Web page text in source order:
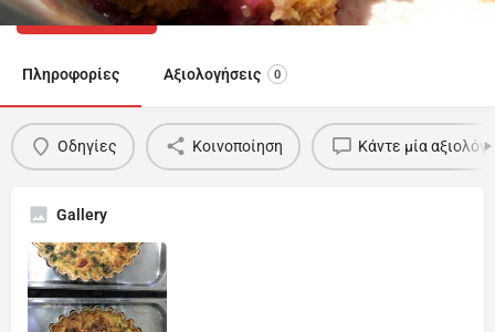
22101722
Πληροφορίες Αξιολογήσεις 0
Οδηγίες Κοινοποίηση Κάντε μία
Gallery